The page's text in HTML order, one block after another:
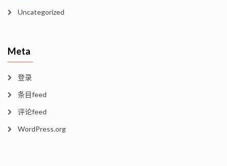
Uncategorized
Meta
登录
条目feed
评论feed
WordPress.org